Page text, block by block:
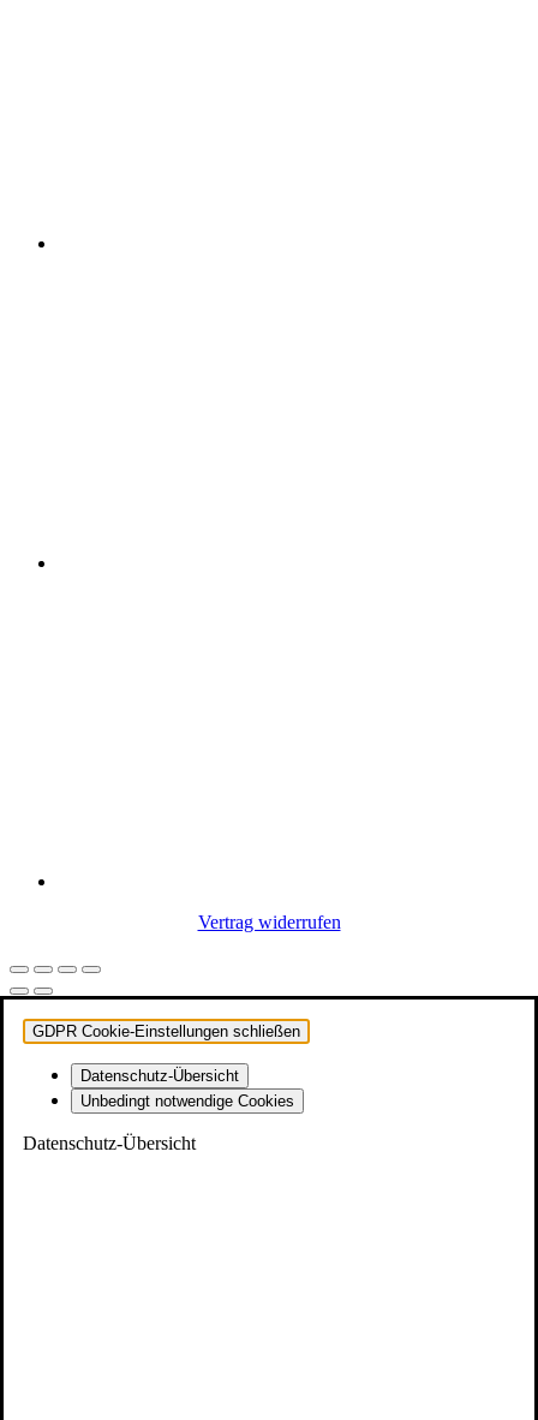
Vertrag widerrufen
GDPR Cookie-Einstellungen schließen
Datenschutz-Übersicht
Unbedingt notwendige Cookies
Datenschutz-Übersicht